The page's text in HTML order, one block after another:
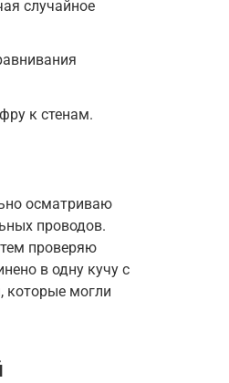
случайное
к стенам.
осматриваю
проводов.
проверяю
в одну кучу с
которые могли